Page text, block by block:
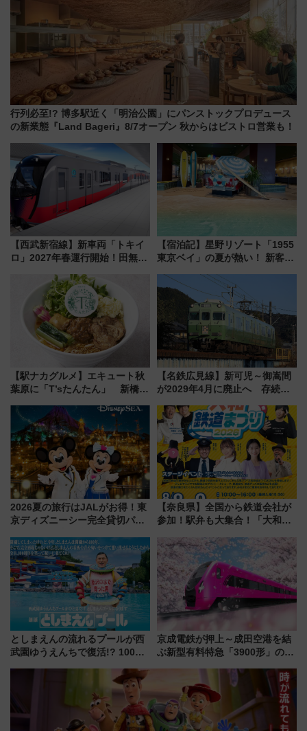
行列必至!? 博多駅近く「明治公園」にパンストックプロデュース
の新業態『Land Bageri』8/7オープン 秋からはビストロ営業も！
【西武新宿線】新車両「トキイ
ロ」2027年春運行開始！田無・
「第2弾」も
【宿泊記】星野リゾート「1955
東京ベイ」の夏が熱い！ 新客室
メリカングルメ＆絶品スイーツ
を満喫（千葉県浦安市）
【駅ナカグルメ】エキュート秋
葉原に「T’sたんたん」 新橋に
饅」、オムライス専門店「肉と
たまご」新グルメ続々登場！
【2026年8月】
【名鉄広見線】新可児～御嵩間
が2029年4月に廃止へ 存続協
2026夏の旅行はJALがお得！東
京ディズニーシー完全貸切パー
ーン始まる 条件は「夏の国内
線に2回搭乗」
【奈良県】全国から鉄道会社が
参加！駅弁も大集合！「大和鉄
に開催決定
としまえんの流れるプールが西
武園ゆうえんちで復活!? 100周
イダー」に注目 2026年夏は所
京成電鉄が押上～成田空港を結
ぶ新型有料特急「3900形」のコ